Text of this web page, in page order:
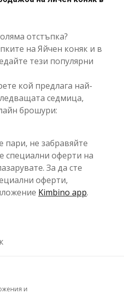
отстъпка?
на Яйчен коняк и в
тези популярни
кой предлага най-
седмица,
брошури:
пари, не забравяйте
специални оферти на
За да сте
оферти,
Kimbino app.
и